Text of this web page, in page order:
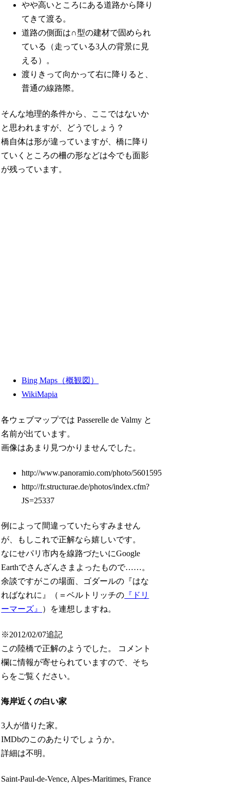
やや高いところにある道路から降り
てきて渡る。
道路の側面は∩型の建材で固められ
ている（走っている3人の背景に見
える）。
渡りきって向かって右に降りると、
普通の線路際。
そんな地理的条件から、ここではないか
と思われますが、どうでしょう？
橋自体は形が違っていますが、橋に降り
ていくところの柵の形などは今でも面影
が残っています。
Bing Maps（概観図）
WikiMapia
各ウェブマップでは Passerelle de Valmy と
名前が出ています。
画像はあまり見つかりませんでした。
http://www.panoramio.com/photo/5601595
http://fr.structurae.de/photos/index.cfm?
JS=25337
例によって間違っていたらすみません
が、もしこれで正解なら嬉しいです。
なにせパリ市内を線路づたいにGoogle
Earthでさんざんさまよったもので……。
余談ですがこの場面、ゴダールの『はな
ればなれに』（＝ベルトリッチの 『ドリ
ーマーズ』
）を連想しますね。
※2012/02/07追記
この陸橋で正解のようでした。 コメント
欄に情報が寄せられていますので、そち
らをご覧ください。
海岸近くの白い家
3人が借りた家。
IMDbのこのあたりでしょうか。
詳細は不明。
Saint-Paul-de-Vence, Alpes-Maritimes, France